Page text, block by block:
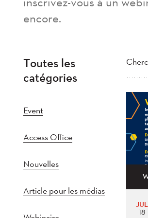
encore.
Toutes les
catégories
Event
Access Office
Nouvelles
Article pour les médias
JUL
18